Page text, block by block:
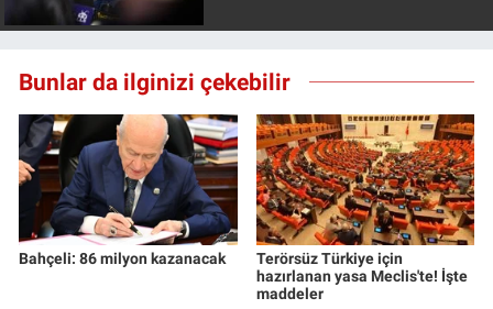
Bunlar da ilginizi çekebilir
Bahçeli: 86 milyon kazanacak
Terörsüz Türkiye için
hazırlanan yasa Meclis'te! İşte
maddeler